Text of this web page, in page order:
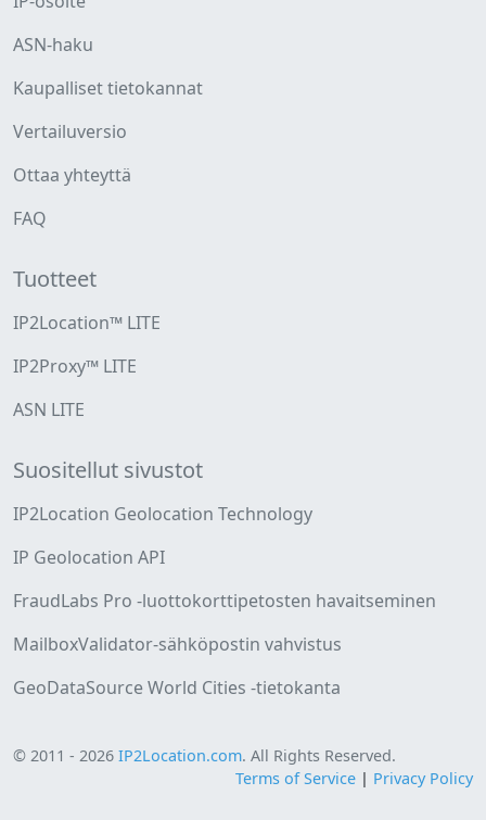
ASN-haku
Kaupalliset tietokannat
Vertailuversio
Ottaa yhteyttä
FAQ
Tuotteet
IP2Location™ LITE
IP2Proxy™ LITE
ASN LITE
Suositellut sivustot
IP2Location Geolocation Technology
IP Geolocation API
FraudLabs Pro -luottokorttipetosten havaitseminen
MailboxValidator-sähköpostin vahvistus
GeoDataSource World Cities -tietokanta
© 2011 - 2026 IP2Location.com. All Rights Reserved.
Terms of Service | Privacy Policy